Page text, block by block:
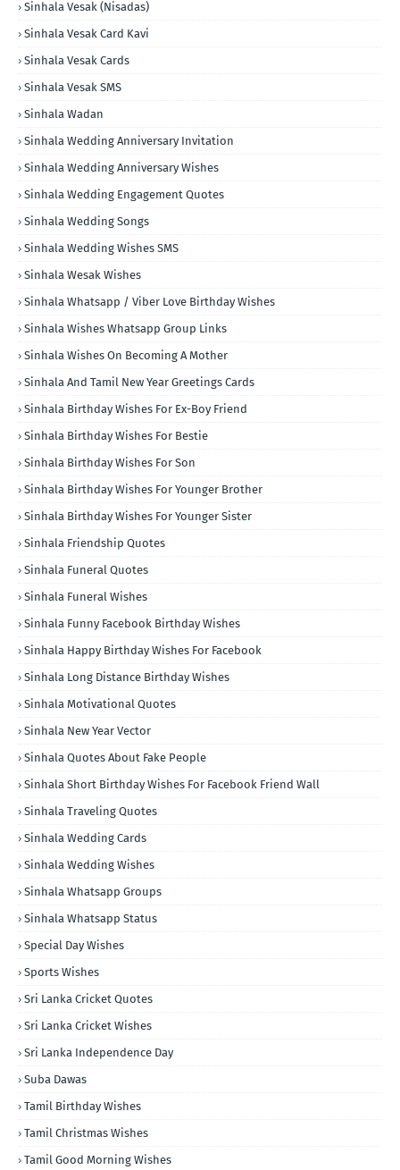
Sinhala Vesak (Nisadas)
Sinhala Vesak Card Kavi
Sinhala Vesak Cards
Sinhala Vesak SMS
Sinhala Wadan
Sinhala Wedding Anniversary Invitation
Sinhala Wedding Anniversary Wishes
Sinhala Wedding Engagement Quotes
Sinhala Wedding Songs
Sinhala Wedding Wishes SMS
Sinhala Wesak Wishes
Sinhala Whatsapp / Viber Love Birthday Wishes
Sinhala Wishes Whatsapp Group Links
Sinhala Wishes On Becoming A Mother
Sinhala And Tamil New Year Greetings Cards
Sinhala Birthday Wishes For Ex-Boy Friend
Sinhala Birthday Wishes For Bestie
Sinhala Birthday Wishes For Son
Sinhala Birthday Wishes For Younger Brother
Sinhala Birthday Wishes For Younger Sister
Sinhala Friendship Quotes
Sinhala Funeral Quotes
Sinhala Funeral Wishes
Sinhala Funny Facebook Birthday Wishes
Sinhala Happy Birthday Wishes For Facebook
Sinhala Long Distance Birthday Wishes
Sinhala Motivational Quotes
Sinhala New Year Vector
Sinhala Quotes About Fake People
Sinhala Short Birthday Wishes For Facebook Friend Wall
Sinhala Traveling Quotes
Sinhala Wedding Cards
Sinhala Wedding Wishes
Sinhala Whatsapp Groups
Sinhala Whatsapp Status
Special Day Wishes
Sports Wishes
Sri Lanka Cricket Quotes
Sri Lanka Cricket Wishes
Sri Lanka Independence Day
Suba Dawas
Tamil Birthday Wishes
Tamil Christmas Wishes
Tamil Good Morning Wishes